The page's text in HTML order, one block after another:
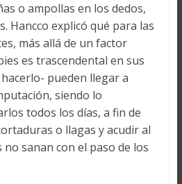
o ampollas en los dedos,
Hancco explicó qué para las
más allá de un factor
es trascendental en sus
pueden llegar a
siendo lo
todos los días, a fin de
o llagas y acudir al
no sanan con el paso de los